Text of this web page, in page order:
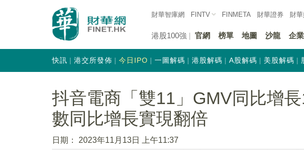
財華智庫網 FINTV FINMETA 財華證券 財華
港股100強 官網 榜單 地圖 沙龍 企業
快訊 港交所發佈 今日IPO 一圖解碼 港股解碼 A股解碼 美股解碼
抖音電商「雙11」GMV同比增
數同比增長實現翻倍
日期：
2023年11月13日 上午11:37